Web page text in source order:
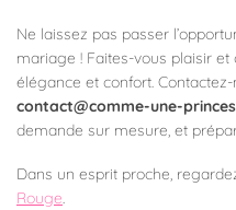
Ne laissez pas passer
mariage ! Faites-vous plaisir
élégance et confort.
contact@comme-une-
demande sur mesure, et
Dans un esprit proche,
Rouge.